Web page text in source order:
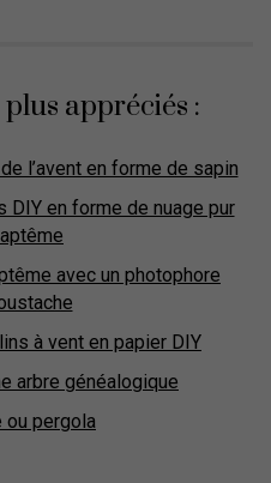
appréciés :
l’avent en forme de sapin
DIY en forme de nuage pur
avec un photophore
à vent en papier DIY
arbre généalogique
ou pergola